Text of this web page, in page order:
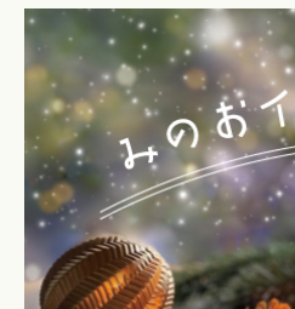
暮らしのこと
暮らしのキホン
暮らしのデザイン